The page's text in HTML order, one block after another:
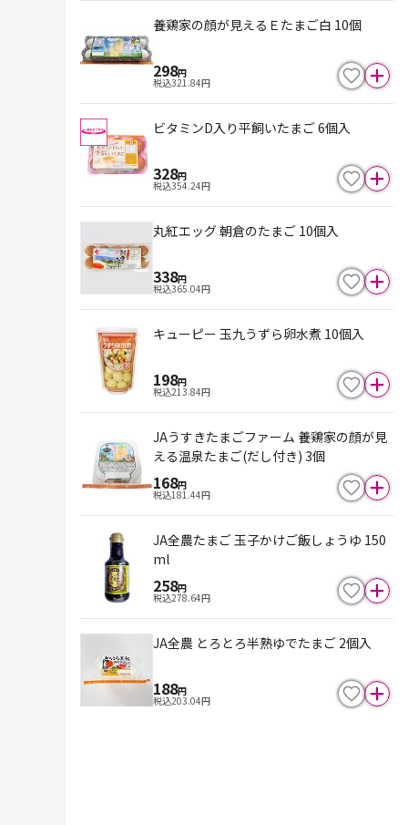
養鶏家の顔が見えるＥたまご白 10個
298円
税込321.84円
ビタミンD入り平飼いたまご 6個入
328円
税込354.24円
丸紅エッグ 朝倉のたまご 10個入
338円
税込365.04円
キューピー 玉九うずら卵水煮 10個入
198円
税込213.84円
JAうすきたまごファーム 養鶏家の顔が見
える温泉たまご(だし付き) 3個
168円
税込181.44円
JA全農たまご 玉子かけご飯しょうゆ 150
ml
258円
税込278.64円
JA全農 とろとろ半熟ゆでたまご 2個入
188円
税込203.04円